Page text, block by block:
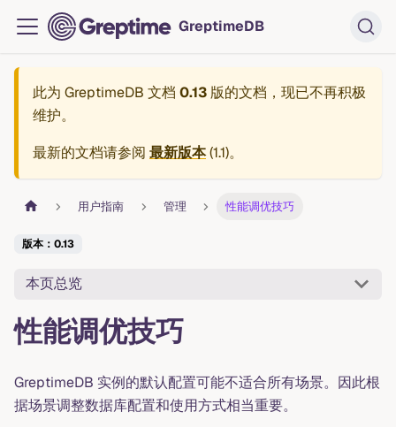
GreptimeDB
此为 GreptimeDB 文档 0.13 版的文档，现已不再积极
维护。
最新的文档请参阅 最新版本(1.1)。
用户指南 管理 性能调优技巧
版本：0.13
本页总览
性能调优技巧
GreptimeDB 实例的默认配置可能不适合所有场景。因此根
据场景调整数据库配置和使用方式相当重要。